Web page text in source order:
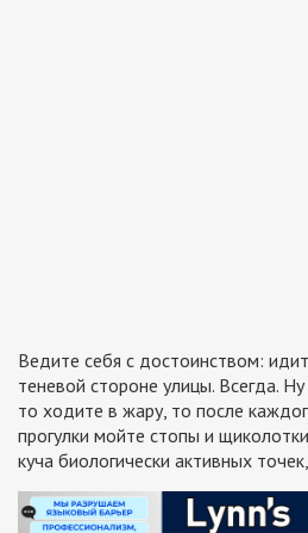
Ведите себя с достоинством:
теневой стороне улицы. Всегда.
то ходите в жару, то после
прогулки мойте стопы и
куча биологически активных